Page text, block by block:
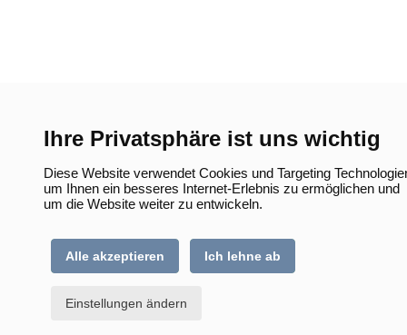
Ihre Privatsphäre ist uns wichtig
Diese Website verwendet Cookies und Targeting
um Ihnen ein besseres Internet-Erlebnis zu ermöglichen und
um die Website weiter zu entwickeln.
Alle akzeptieren Ich lehne ab
Einstellungen ändern